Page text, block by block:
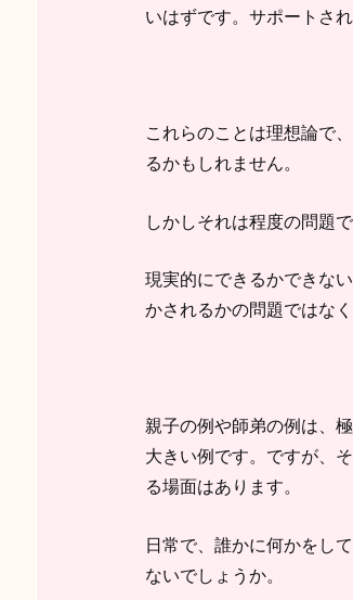
いはずです。サポートさ
これらのことは理想論で
るかもしれません。
しかしそれは程度の問題
現実的にできるかできな
かされるかの問題ではな
親子の例や師弟の例は、
大きい例です。ですが、
る場面はあります。
日常で、誰かに何かをし
ないでしょうか。